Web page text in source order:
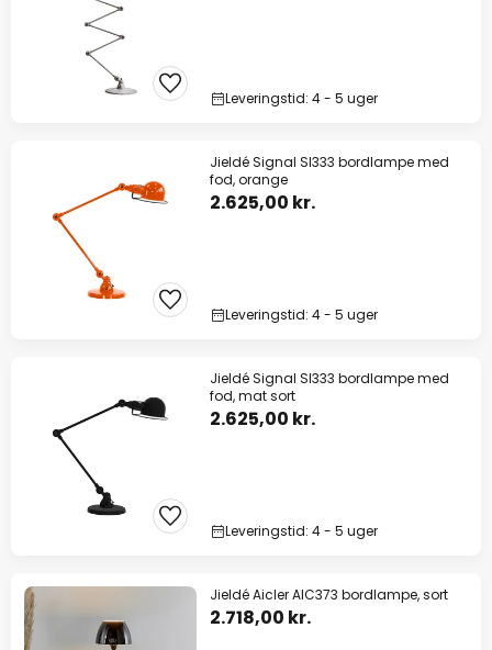
Leveringstid: 4 - 5 uger
Jieldé Signal SI333 bordlampe med
fod, orange
2.625,00 kr.
Leveringstid: 4 - 5 uger
Jieldé Signal SI333 bordlampe med
fod, mat sort
2.625,00 kr.
Leveringstid: 4 - 5 uger
Jieldé Aicler AIC373 bordlampe, sort
2.718,00 kr.